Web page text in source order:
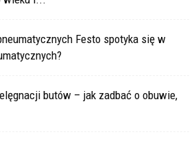
Festo spotyka się w
butów – jak zadbać o obuwie,